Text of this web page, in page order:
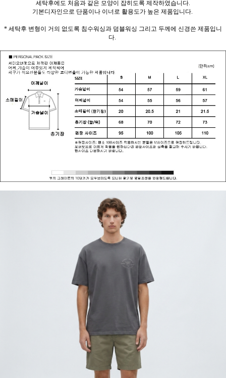
세탁후에도 처음과 같은 모양이 잡히도록 제작하였습니다.
기본디자인으로 단품이나 이너로 활용도가 높은 제품입니다.
* 세탁후 변형이 거의 없도록 침수워싱과 덤블워싱 그리고 두께에 신경쓴 제품입니
다.